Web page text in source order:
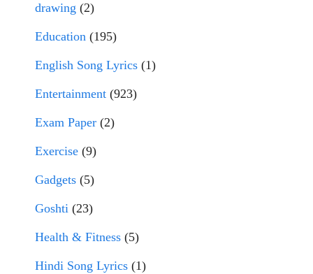
drawing (2)
Education (195)
English Song Lyrics (1)
Entertainment (923)
Exam Paper (2)
Exercise (9)
Gadgets (5)
Goshti (23)
Health & Fitness (5)
Hindi Song Lyrics (1)